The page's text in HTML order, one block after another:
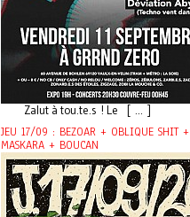
Zalut à tou.te.s ! Le [ ... ]
JEU 17/09 : BEZOAR + OBLIQUE SHIT +
MASKARA + BOUCAN